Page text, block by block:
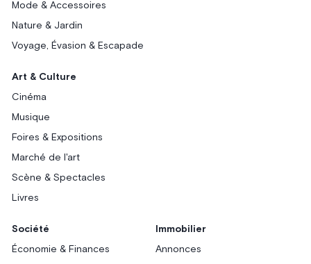
Mode & Accessoires
Nature & Jardin
Voyage, Évasion & Escapade
Art & Culture
Cinéma
Musique
Foires & Expositions
Marché de l'art
Scène & Spectacles
Livres
Société
Économie & Finances
Immobilier
Annonces